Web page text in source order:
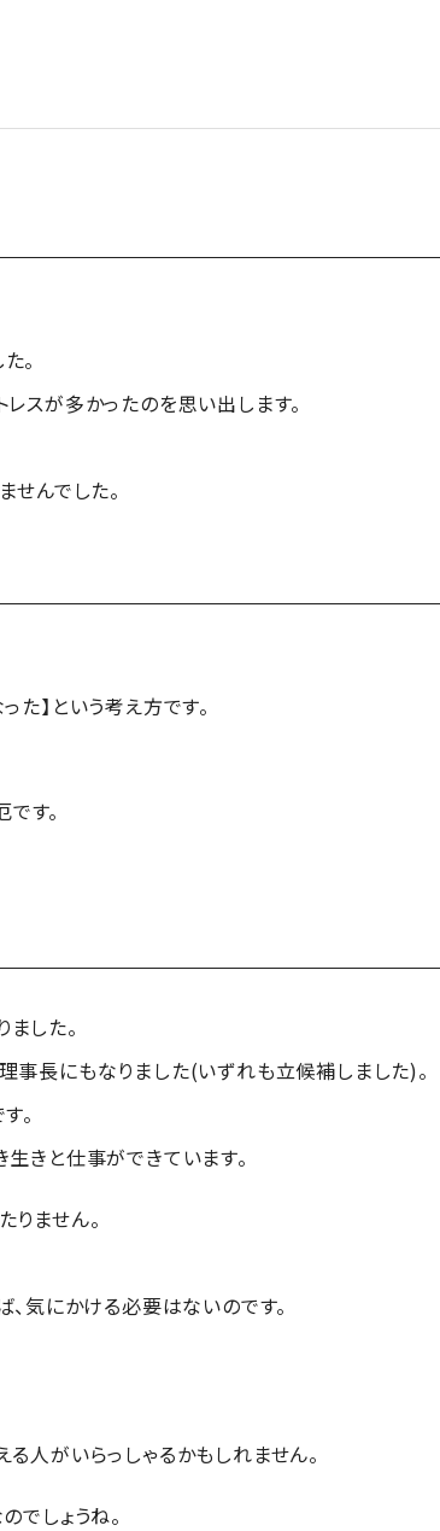
。
スが多かったのを思い出します。
せんでした。
】という考え方です。
す。
した。
事長にもなりました(いずれも立候補しました)。
。
きと仕事ができています。
ません。
、気にかける必要はないのです。
人がいらっしゃるかもしれません。
でしょうね。